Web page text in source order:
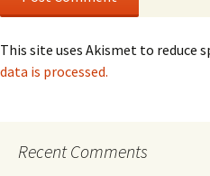
This site uses Akismet to reduce
data is processed.
Recent Comments